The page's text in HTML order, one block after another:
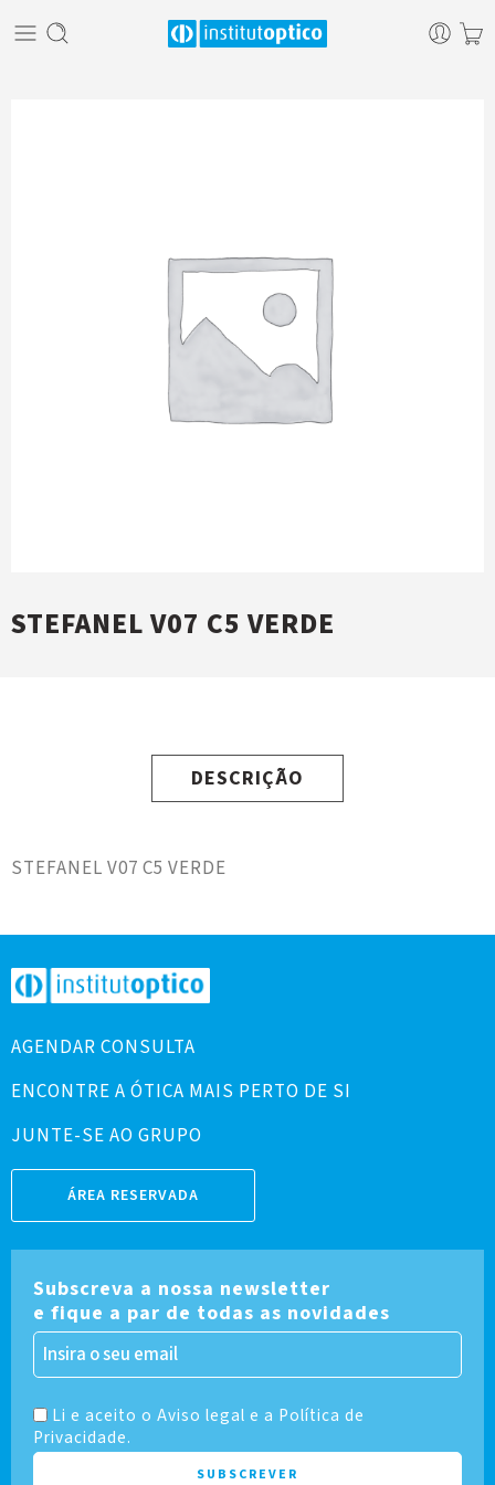
STEFANEL V07 C5 VERDE
DESCRIÇÃO
STEFANEL V07 C5 VERDE
AGENDAR CONSULTA
ENCONTRE A ÓTICA MAIS PERTO DE SI
JUNTE-SE AO GRUPO
ÁREA RESERVADA
Subscreva a nossa newsletter
e fique a par de todas as novidades
Li e aceito o Aviso legal e a Política de
Privacidade.